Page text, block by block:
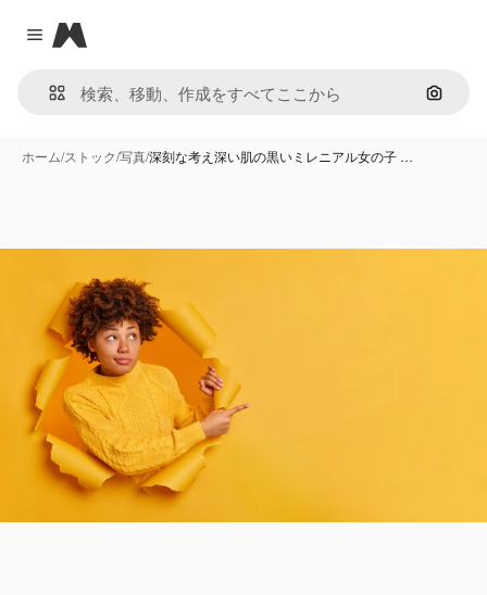
Close menu
Magnific
画像で
ホーム/ストック/写真/深刻な考え深い肌の黒いミレニアル女の子 …